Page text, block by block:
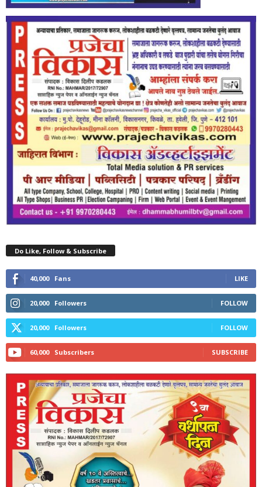
Do Like, Follow & Subscribe
40,000 Fans LIKE
20,000 Followers FOLLOW
20,000 Followers FOLLOW
60,000 Subscribers SUBSCRIBE